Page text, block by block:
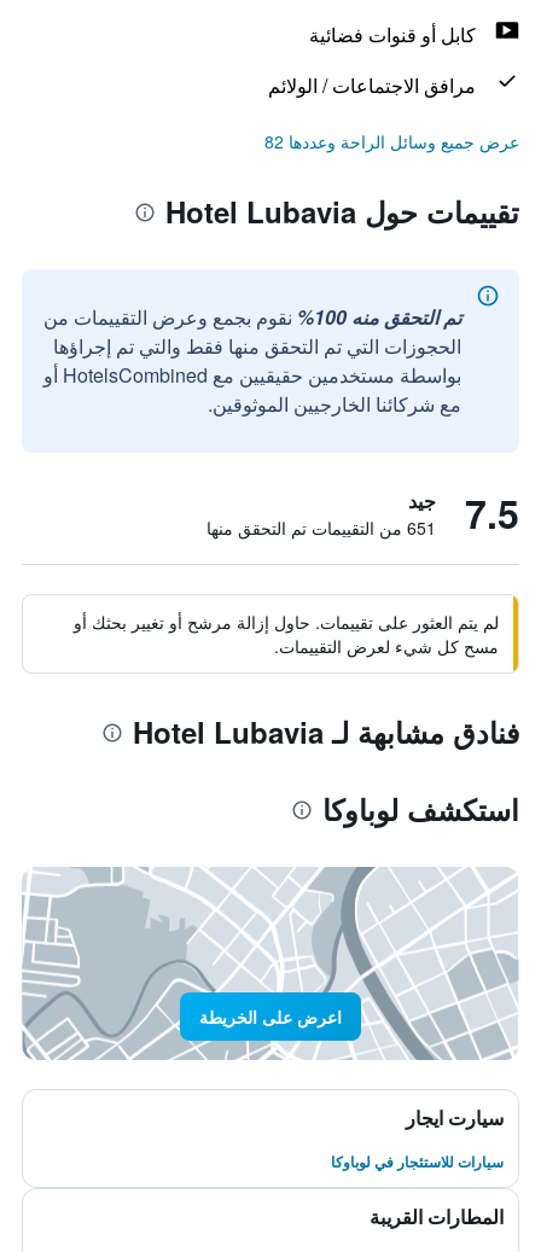
كابل أو قنوات فضائية
مرافق الاجتماعات / الولائم
عرض جميع وسائل الراحة وعددها 82
تقييمات حول Hotel Lubavia
تم التحقق منه 100%
نقوم بجمع وعرض التقييمات من
الحجوزات التي تم التحقق منها فقط والتي تم إجراؤها
بواسطة مستخدمين حقيقيين مع HotelsCombined أو
مع شركائنا الخارجيين الموثوقين.
7.5 جيد
651 من التقييمات تم التحقق منها
لم يتم العثور على تقييمات. حاول إزالة مرشح أو تغيير بحثك أو
مسح كل شيء لعرض التقييمات.
فنادق مشابهة لـ Hotel Lubavia
استكشف لوباوكا
اعرض على الخريطة
سيارت ايجار
سيارات للاستئجار في لوباوكا
المطارات القريبة